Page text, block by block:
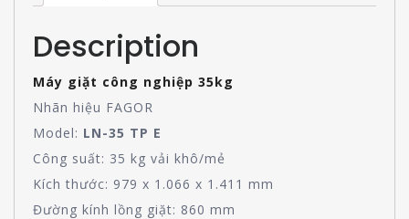
Description
Máy giặt công nghiệp 35kg
Nhãn hiệu FAGOR
Model: LN-35 TP E
Công suất: 35 kg vải khô/mẻ
Kích thước: 979 x 1.066 x 1.411 mm
Đường kính lồng giặt: 860 mm